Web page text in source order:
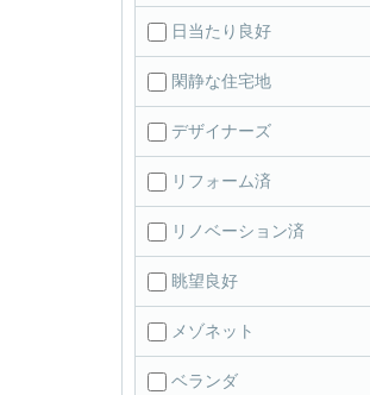
日当たり良好
閑静な住宅地
デザイナーズ
リフォーム済
リノベーション済
眺望良好
メゾネット
ベランダ